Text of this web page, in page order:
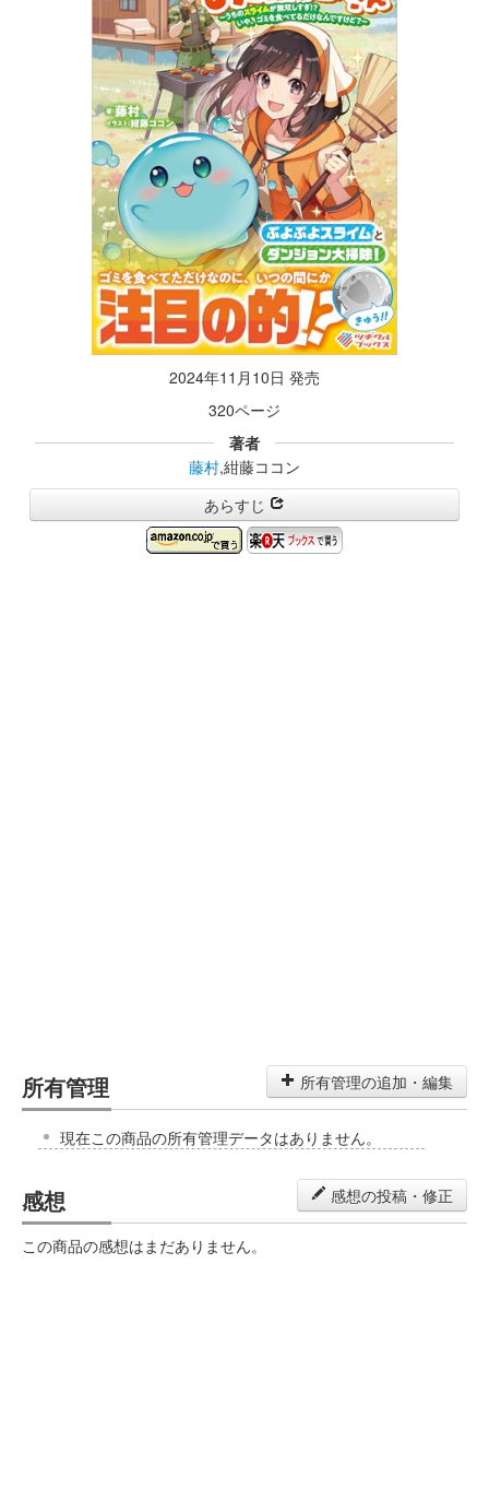
2024年11月10日 発売
320ページ
著者
藤村,紺藤ココン
あらすじ
所有管理 所有管理の追加・編集
現在この商品の所有管理データはありません。
感想 感想の投稿・修正
この商品の感想はまだありません。